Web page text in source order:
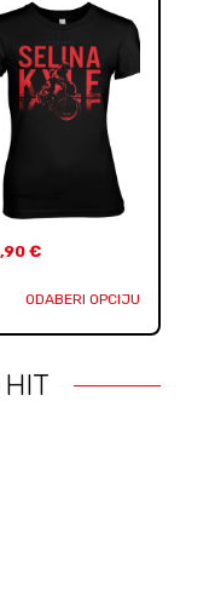
€
ODABERI OPCIJU